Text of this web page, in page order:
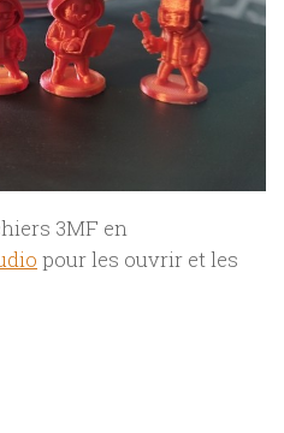
3MF en
pour les ouvrir et les